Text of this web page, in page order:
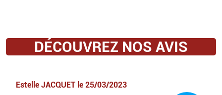
DÉCOUVREZ NOS AVIS
Estelle JACQUET le 25/03/2023